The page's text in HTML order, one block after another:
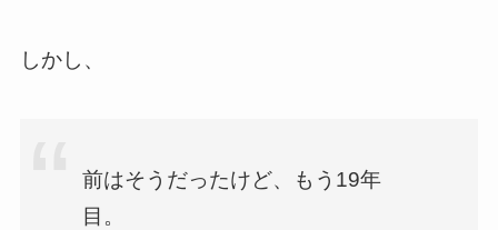
しかし、
前はそうだったけど、もう19年
目。